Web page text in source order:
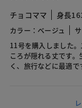
チョコママ 身長
カラー：ベージュ
11号を購入しました
ころが隠れる丈です
く、旅行などに最適で